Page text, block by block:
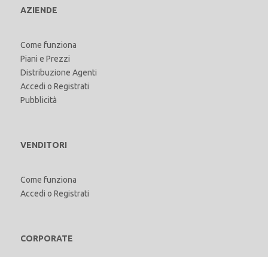
AZIENDE
Come funziona
Piani e Prezzi
Distribuzione Agenti
Accedi o Registrati
Pubblicità
VENDITORI
Come funziona
Accedi o Registrati
CORPORATE